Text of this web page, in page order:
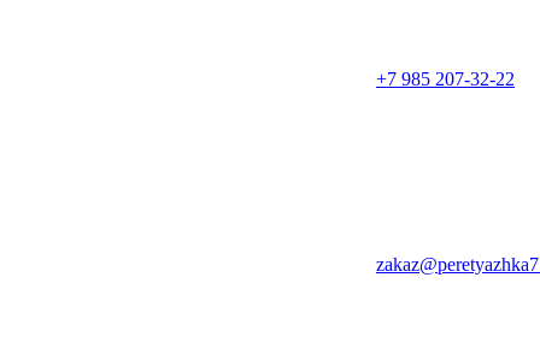
+7 985 207-32-22